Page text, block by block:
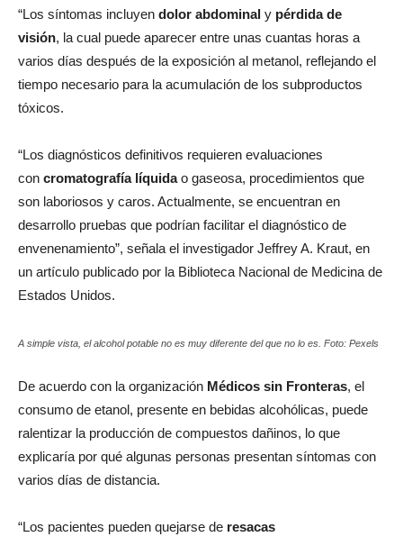
“Los síntomas incluyen dolor abdominal y pérdida de
visión, la cual puede aparecer entre unas cuantas horas a
varios días después de la exposición al metanol, reflejando el
tiempo necesario para la acumulación de los subproductos
tóxicos.
“Los diagnósticos definitivos requieren evaluaciones
con cromatografía líquidao gaseosa, procedimientos que
son laboriosos y caros. Actualmente, se encuentran en
desarrollo pruebas que podrían facilitar el diagnóstico de
envenenamiento”, señala el investigador Jeffrey A. Kraut, en
un artículo publicado por la Biblioteca Nacional de Medicina de
Estados Unidos.
A simple vista, el alcohol potable no es muy diferente del que no lo es. Foto: Pexels
De acuerdo con la organización Médicos sin Fronteras, el
consumo de etanol, presente en bebidas alcohólicas, puede
ralentizar la producción de compuestos dañinos, lo que
explicaría por qué algunas personas presentan síntomas con
varios días de distancia.
“Los pacientes pueden quejarse de resacas